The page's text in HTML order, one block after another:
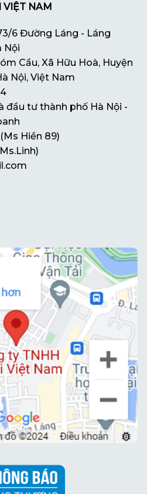
VIỆT NAM
6 Đường Láng - Láng
Nội
Cầu, Xã Hữu Hoà, Huyện
Nội, Việt Nam
đầu tư thành phố Hà Nội -
Hiền 89)